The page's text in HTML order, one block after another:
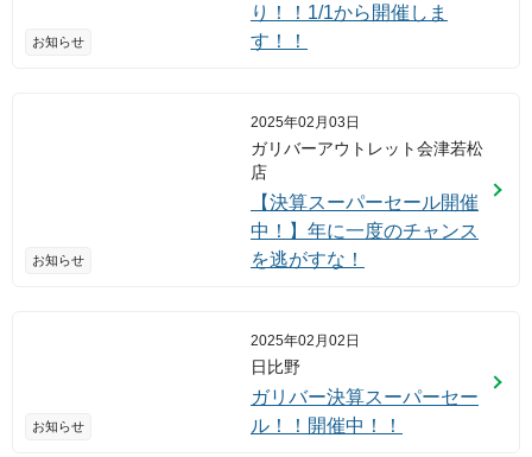
お知らせ
り！！1/1から開催しま
す！！
お知らせ
2025年02月03日
ガリバーアウトレット会津若松
店
【決算スーパーセール開催
中！】年に一度のチャンス
を逃がすな！
お知らせ
2025年02月02日
日比野
ガリバー決算スーパーセー
ル！！開催中！！